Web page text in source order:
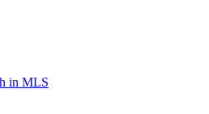
in MLS